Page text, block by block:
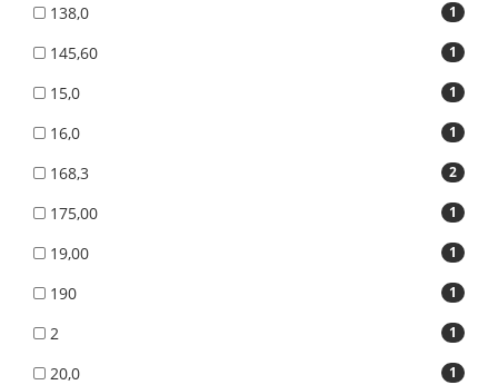
1
138,0
1
145,60
1
15,0
1
16,0
2
168,3
1
175,00
1
19,00
1
190
1
2
1
20,0